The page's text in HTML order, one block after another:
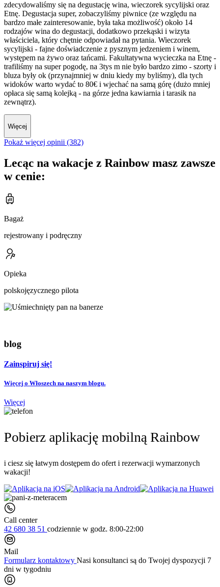
zdecydowaliśmy się na degustację wina, wieczorek sycylijski oraz
Etnę. Degustacja super, zobaczyliśmy piwnice (ze względu na
bardzo małe zainteresowanie, była taka możliwość) około 14
rodzajów wina do degustacji, dodatkowo przekąski i wizyta
właściciela, który chętnie odpowiadał na pytania. Wieczorek
sycylijski - fajne doświadczenie z pysznym jedzeniem i winem,
występem na żywo oraz tańcami. Fakultatywna wycieczka na Etnę -
trafiliśmy na super pogodę, na 3tys m nie było bardzo zimo - szorty i
bluza były ok (przynajmniej w dniu kiedy my byliśmy), dla tych
widoków warto wydać to 80€ i wjechać na samą górę (dużo mniej
opłaca się samą kolejką - na górze jedna kawiarnia i tarasik na
zewnątrz).
Więcej
Pokaż więcej opinii (382)
Lecąc na wakacje z Rainbow masz zawsze
w cenie:
Bagaż
rejestrowany i podręczny
Opieka
polskojęzycznego pilota
blog
Zainspiruj się!
Więcej o Włoszech na naszym blogu.
Więcej
Pobierz aplikację mobilną Rainbow
i ciesz się łatwym dostępem do ofert i rezerwacji wymarzonych
wakacji!
Call center
42 680 38 51 codziennie w godz. 8:00-22:00
Mail
Formularz kontaktowy Nasi konsultanci są do Twojej dyspozycji 7
dni w tygodniu